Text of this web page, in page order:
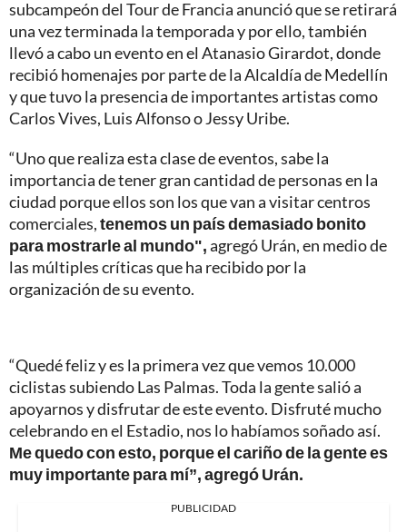
subcampeón del Tour de Francia anunció que se retirará
una vez terminada la temporada y por ello, también
llevó a cabo un evento en el Atanasio Girardot, donde
recibió homenajes por parte de la Alcaldía de Medellín
y que tuvo la presencia de importantes artistas como
Carlos Vives, Luis Alfonso o Jessy Uribe.
“Uno que realiza esta clase de eventos, sabe la
importancia de tener gran cantidad de personas en la
ciudad porque ellos son los que van a visitar centros
comerciales,tenemos un país demasiado bonito
para mostrarle al mundo",agregó Urán, en medio de
las múltiples críticas que ha recibido por la
organización de su evento.
“Quedé feliz y es la primera vez que vemos 10.000
ciclistas subiendo Las Palmas. Toda la gente salió a
apoyarnos y disfrutar de este evento. Disfruté mucho
celebrando en el Estadio, nos lo habíamos soñado así.
Me quedo con esto, porque el cariño de la gente es
muy importante para mí”, agregó Urán.
PUBLICIDAD